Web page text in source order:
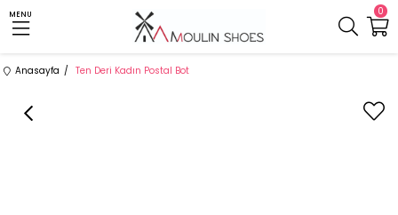
0
MENU
Anasayfa Ten Deri Kadın Postal Bot